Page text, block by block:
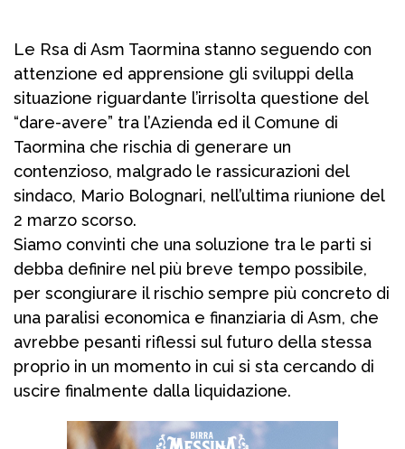
Le Rsa di Asm Taormina stanno seguendo con
attenzione ed apprensione gli sviluppi della
situazione riguardante l’irrisolta questione del
“dare-avere” tra l’Azienda ed il Comune di
Taormina che rischia di generare un
contenzioso, malgrado le rassicurazioni del
sindaco, Mario Bolognari, nell’ultima riunione del
2 marzo scorso.
Siamo convinti che una soluzione tra le parti si
debba definire nel più breve tempo possibile,
per scongiurare il rischio sempre più concreto di
una paralisi economica e finanziaria di Asm, che
avrebbe pesanti riflessi sul futuro della stessa
proprio in un momento in cui si sta cercando di
uscire finalmente dalla liquidazione.